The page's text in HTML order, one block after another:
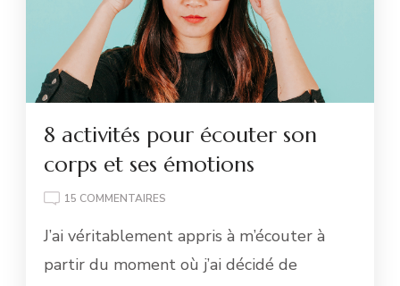
8 activités pour écouter son
corps et ses émotions
15 COMMENTAIRES
ACTIVITÉS
ÉCOUTER
J’ai véritablement appris à m’écouter à
partir du moment où j’ai décidé de